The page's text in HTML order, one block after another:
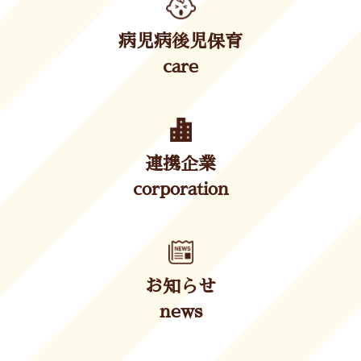
病児病後児保育
care
連携企業
corporation
お知らせ
news